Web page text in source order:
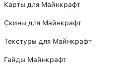
Карты для Майнкрафт
Скины для Майнкрафт
Текстуры для Майнкрафт
Гайды Майнкрафт